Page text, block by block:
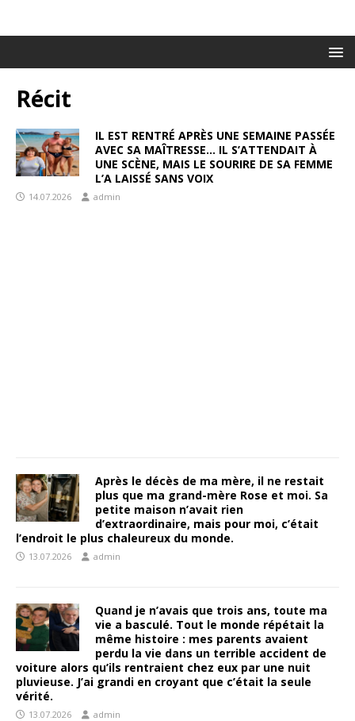
Récit
IL EST RENTRÉ APRÈS UNE SEMAINE PASSÉE
AVEC SA MAÎTRESSE… IL S’ATTENDAIT À
UNE SCÈNE, MAIS LE SOURIRE DE SA FEMME
L’A LAISSÉ SANS VOIX
14.07.2026 admin
Après le décès de ma mère, il ne restait
plus que ma grand-mère Rose et moi. Sa
petite maison n’avait rien
d’extraordinaire, mais pour moi, c’était
l’endroit le plus chaleureux du monde.
13.07.2026 admin
Quand je n’avais que trois ans, toute ma
vie a basculé. Tout le monde répétait la
même histoire : mes parents avaient
perdu la vie dans un terrible accident de
voiture alors qu’ils rentraient chez eux par une nuit
pluvieuse. J’ai grandi en croyant que c’était la seule
vérité.
13.07.2026 admin